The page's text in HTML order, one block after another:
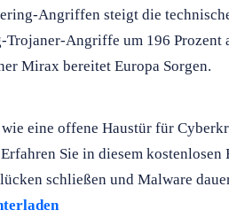
Angriffen steigt die
Trojaner-Angriffe um 196
Mirax bereitet Europa Sorgen.
eine offene Haustür für
Sie in diesem
schließen und Malware